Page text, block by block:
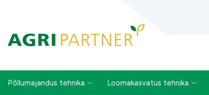
Põllumajandus tehnika Loomakasvatus tehnika